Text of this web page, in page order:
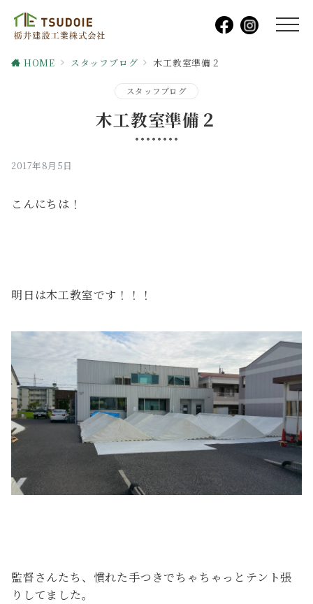
HOME スタッフブログ 木工教室準備２
スタッフブログ
木工教室準備２
2017年8月5日
こんにちは！
明日は木工教室です！！！
監督さんたち、慣れた手つきでちゃちゃっとテント張
りしてました。